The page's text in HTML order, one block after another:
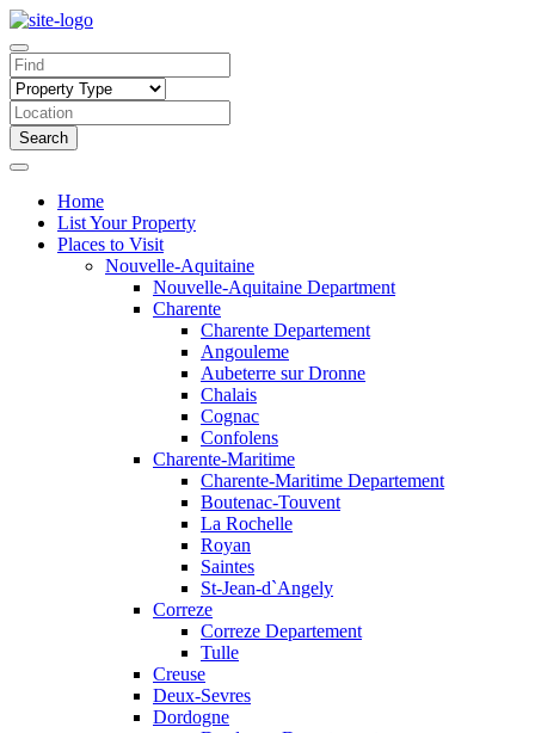
Search
Home
List Your Property
Places to Visit
Nouvelle-Aquitaine
Nouvelle-Aquitaine Department
Charente
Charente Departement
Angouleme
Aubeterre sur Dronne
Chalais
Cognac
Confolens
Charente-Maritime
Charente-Maritime Departement
Boutenac-Touvent
La Rochelle
Royan
Saintes
St-Jean-d`Angely
Correze
Correze Departement
Tulle
Creuse
Deux-Sevres
Dordogne